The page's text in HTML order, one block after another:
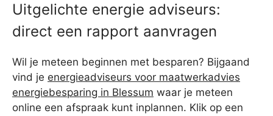
Uitgelichte energie adviseurs:
direct een rapport aanvragen
Wil je meteen beginnen met besparen? Bijgaand
vind je energieadviseurs voor maatwerkadvies
energiebesparing in Blessum waar je meteen
online een afspraak kunt inplannen. Klik op een